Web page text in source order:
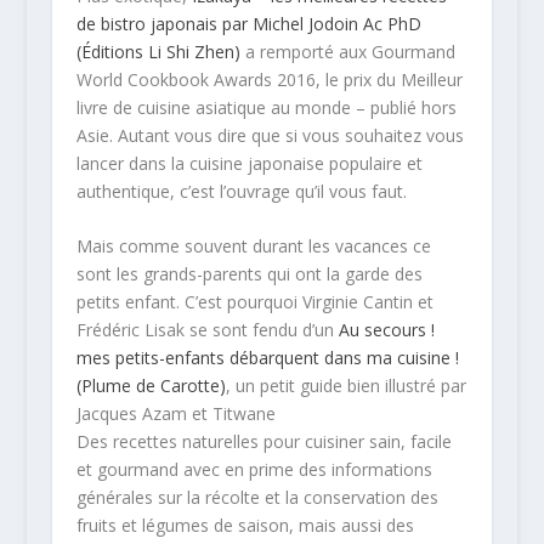
de bistro japonais par Michel Jodoin Ac PhD
(Éditions Li Shi Zhen) a remporté aux Gourmand
World Cookbook Awards 2016, le prix du Meilleur
livre de cuisine asiatique au monde – publié hors
Asie. Autant vous dire que si vous souhaitez vous
lancer dans la cuisine japonaise populaire et
authentique, c’est l’ouvrage qu’il vous faut.
Mais comme souvent durant les vacances ce
sont les grands-parents qui ont la garde des
petits enfant. C’est pourquoi Virginie Cantin et
Frédéric Lisak se sont fendu d’un Au secours !
mes petits-enfants débarquent dans ma cuisine !
(Plume de Carotte), un petit guide bien illustré par
Jacques Azam et Titwane
Des recettes naturelles pour cuisiner sain, facile
et gourmand avec en prime des informations
générales sur la récolte et la conservation des
fruits et légumes de saison, mais aussi des